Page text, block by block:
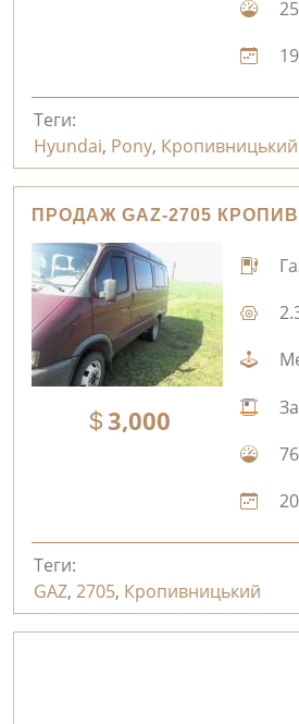
Теги:
Hyundai, Pony, Кропивницький
ПРОДАЖ GAZ-2705
3,000
Теги:
GAZ, 2705, Кропивницький